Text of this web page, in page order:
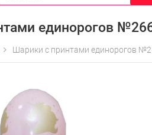
единорогов
Шарики с принтами единорогов